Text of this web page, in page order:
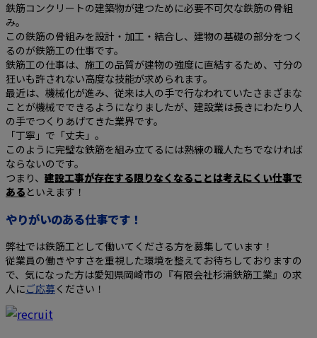
鉄筋コンクリートの建築物が建つために必要不可欠な鉄筋の骨組
み。
この鉄筋の骨組みを設計・加工・結合し、建物の基礎の部分をつく
るのが鉄筋工の仕事です。
鉄筋工の仕事は、施工の品質が建物の強度に直結するため、寸分の
狂いも許されない高度な技能が求められます。
最近は、機械化が進み、従来は人の手で行なわれていたさまざまな
ことが機械でできるようになりましたが、建設業は長きにわたり人
の手でつくりあげてきた業界です。
「丁寧」で「丈夫」。
このように完璧な鉄筋を組み立てるには熟練の職人たちでなければ
ならないのです。
つまり、 建設工事が存在する限りなくなることは考えにくい仕事で
ある といえます！
やりがいのある仕事です！
弊社では鉄筋工として働いてくださる方を募集しています！
従業員の働きやすさを重視した環境を整えてお待ちしておりますの
で、気になった方は愛知県岡崎市の『有限会社杉浦鉄筋工業』の求
人にご応募ください！